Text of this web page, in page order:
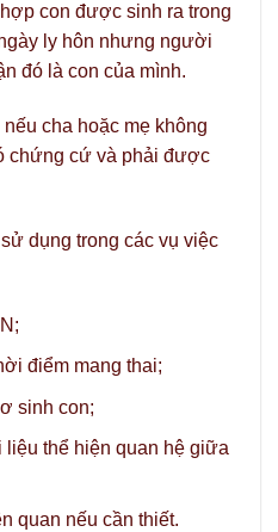
con được sinh ra trong
ly hôn nhưng người
đó là con của mình.
cha hoặc mẹ không
chứng cứ và phải được
dụng trong các vụ việc
điểm mang thai;
sinh con;
liệu thể hiện quan hệ giữa
quan nếu cần thiết.